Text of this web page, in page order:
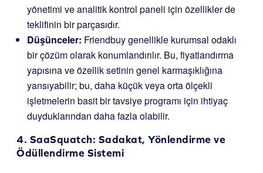
yönetimi ve analitik kontrol paneli için özellikler de
teklifinin bir parçasıdır.
Düşünceler: Friendbuy genellikle kurumsal odaklı
bir çözüm olarak konumlandırılır. Bu, fiyatlandırma
yapısına ve özellik setinin genel karmaşıklığına
yansıyabilir; bu, daha küçük veya orta ölçekli
işletmelerin basit bir tavsiye programı için ihtiyaç
duyduklarından daha fazla olabilir.
4. SaaSquatch: Sadakat, Yönlendirme ve
Ödüllendirme Sistemi